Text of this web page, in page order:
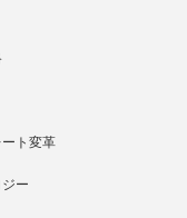
ト変革
ー